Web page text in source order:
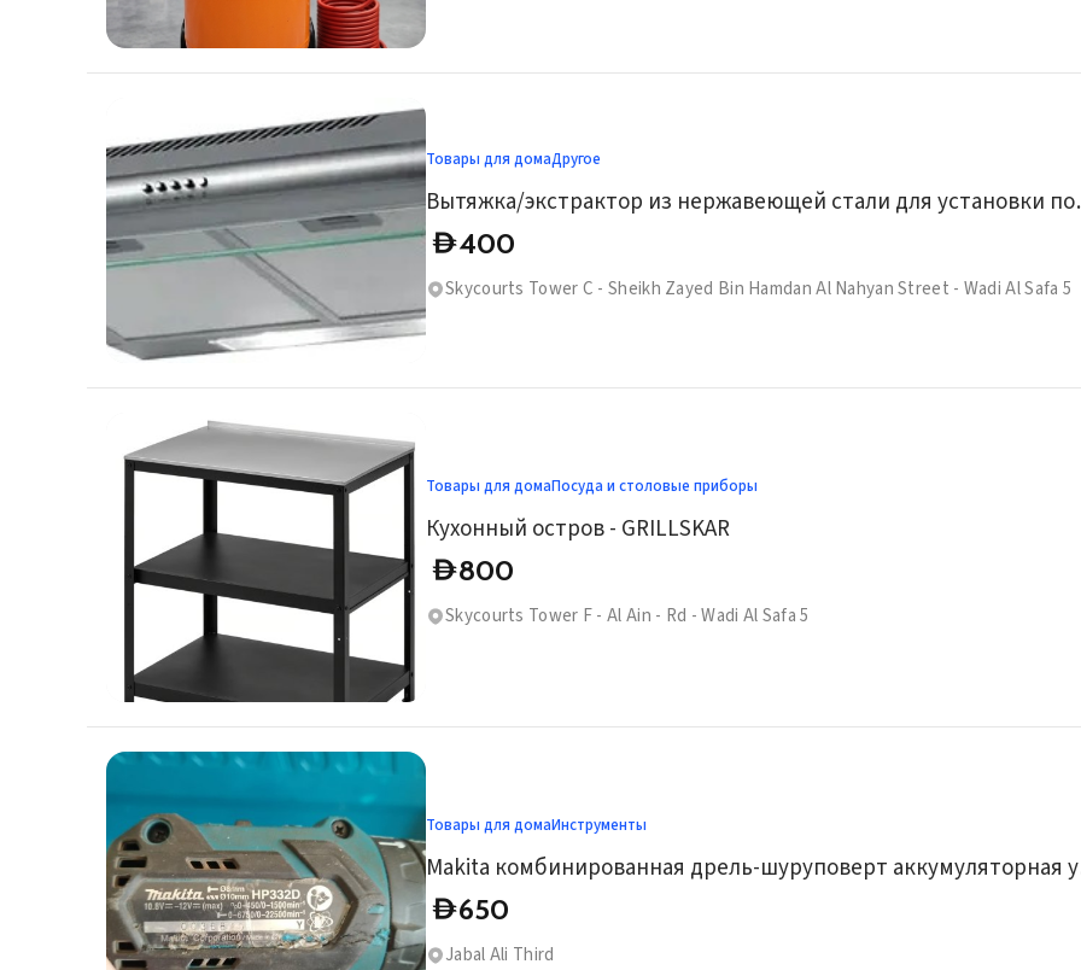
Товары для домаДругое
Вытяжка/
D400
Skycourts Tower C - Sheikh Zayed Bin Hamdan Al Nahyan Street - Wadi Al Safa 5
Товары для домаПосуда и столовые приборы
Кухонный остров - GRILLSKAR
D800
Skycourts Tower F - Al Ain - Rd - Wadi Al Safa 5
Товары для домаИнструменты
D650
Jabal Ali Third